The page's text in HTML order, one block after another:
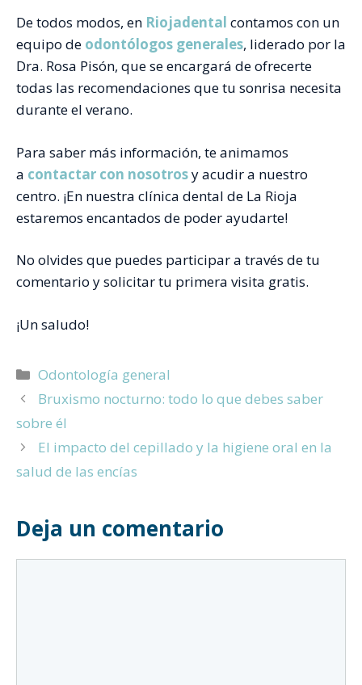
De todos modos, en Riojadental contamos con un
equipo de odontólogos generales, liderado por la
Dra. Rosa Pisón, que se encargará de ofrecerte
todas las recomendaciones que tu sonrisa necesita
durante el verano.
Para saber más información, te animamos
a contactar con nosotrosy acudir a nuestro
centro. ¡En nuestra clínica dental de La Rioja
estaremos encantados de poder ayudarte!
No olvides que puedes participar a través de tu
comentario y solicitar tu primera visita gratis.
¡Un saludo!
Categorías
Odontología general
Bruxismo nocturno: todo lo que debes saber
sobre él
El impacto del cepillado y la higiene oral en la
salud de las encías
Deja un comentario